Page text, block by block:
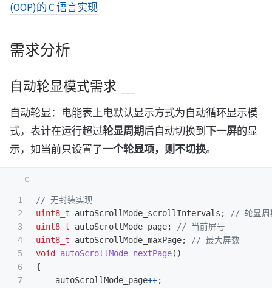
(OOP)的 C 语言实现
需求分析
自动轮显模式需求
自动轮显：电能表上电默认显示方式为自动循环显示模
式，表计在运行超过轮显周期后自动切换到 下一屏的显
示，如当前只设置了一个轮显项，则不切换。
1
2
3
4
5
6
7
// 无封装实现
uint8_t
autoScrollMode_scrollIntervals ;
// 轮显
uint8_t
autoScrollMode_page;
// 当前屏号
uint8_t
autoScrollMode_maxPage;
// 最大屏数
void
autoScrollMode_nextPage()
{
autoScrollMode_page++;